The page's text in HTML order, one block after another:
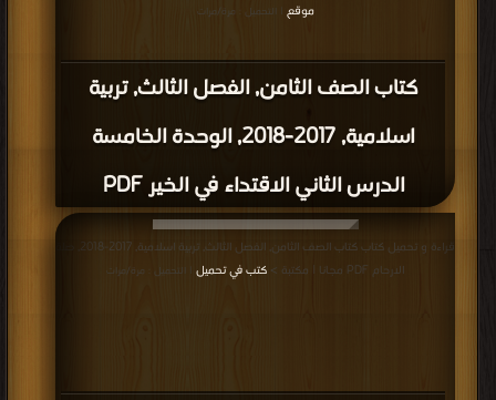
كتاب الصف الثامن, الفصل الثالث, تربية
اسلامية, 2017-2018, الوحدة الخامسة
الدرس الثاني الاقتداء في الخير PDF
موقع
| التحميل : مرة/مرات
الارحام PDF مجانا | مكتبة >
كتب في تحميل | التحميل : مرة/مرات